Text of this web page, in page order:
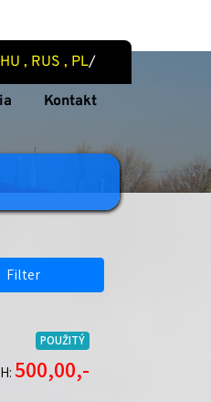
, RUS , PL/
Kontakt
Filter
POUŽITÝ
500,00,-